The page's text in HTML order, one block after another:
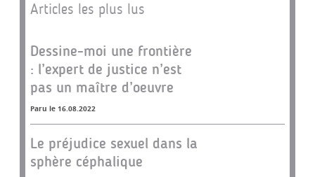
Articles les plus lus
Dessine-moi une frontière
: l’expert de justice n’est
pas un maître d’oeuvre
Paru le 16.08.2022
Le préjudice sexuel dans la
sphère céphalique